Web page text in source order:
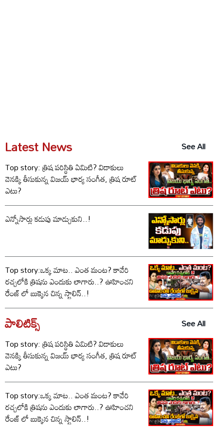
Latest News
See All
Top story: త్రిష పరిస్థితి ఏమిటి? విడాకులు
వెనక్కి తీసుకున్న విజయ్ భార్య సంగీత, త్రిష రూట్
ఎటు?
ఎన్నోసార్లు కడుపు మాడ్చుకుని..!
Top story:ఒక్క మాట.. ఎంత మంట? కావేరి
రచ్చలోకి త్రిషను ఎందుకు లాగారు..? ఊహించని
రేంజ్ లో బుక్కైన చిన్న స్టాలిన్..!
పాలిటిక్స్‌
See All
Top story: త్రిష పరిస్థితి ఏమిటి? విడాకులు
వెనక్కి తీసుకున్న విజయ్ భార్య సంగీత, త్రిష రూట్
ఎటు?
Top story:ఒక్క మాట.. ఎంత మంట? కావేరి
రచ్చలోకి త్రిషను ఎందుకు లాగారు..? ఊహించని
రేంజ్ లో బుక్కైన చిన్న స్టాలిన్..!